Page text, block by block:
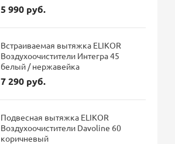
5 990 руб.
Встраиваемая вытяжка ELIKOR
Воздухоочистители Интегра 45
белый / нержавейка
7 290 руб.
Подвесная вытяжка ELIKOR
Воздухоочистители Davoline 60
коричневый